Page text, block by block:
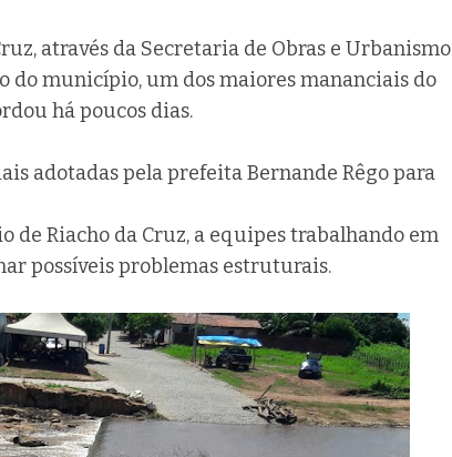
através da Secretaria de Obras e Urbanismo
município, um dos maiores mananciais do
há poucos dias.
adotadas pela prefeita Bernande Rêgo para
Riacho da Cruz, a equipes trabalhando em
possíveis problemas estruturais.